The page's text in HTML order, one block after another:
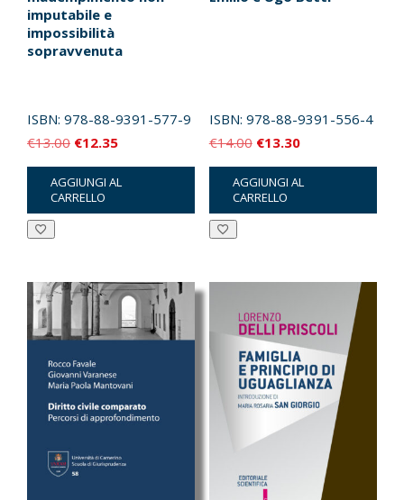
imputabile e
impossibilità
sopravvenuta
ISBN: 978-88-9391-577-9
€13.00 Il
prezzo
originale
era:
€12.35Il
prezzo
attuale
è:
AGGIUNGI AL
CARRELLO
ISBN: 978-88-9391-556-4
€14.00 Il
prezzo
originale
era:
€13.30Il
prezzo
attuale
è:
AGGIUNGI AL
CARRELLO